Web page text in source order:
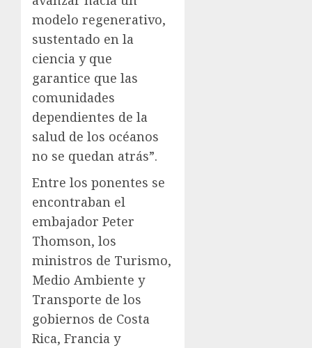
modelo regenerativo,
sustentado en la
ciencia y que
garantice que las
comunidades
dependientes de la
salud de los océanos
no se quedan atrás”.
Entre los ponentes se
encontraban el
embajador Peter
Thomson, los
ministros de Turismo,
Medio Ambiente y
Transporte de los
gobiernos de Costa
Rica, Francia y